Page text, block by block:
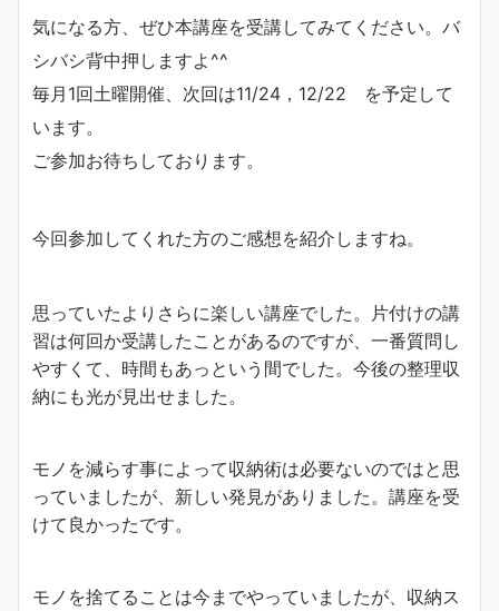
気になる方、ぜひ本講座を受講してみてください。バ
シバシ背中押しますよ^^
毎月1回土曜開催、次回は11/24，12/22 を予定して
います。
ご参加お待ちしております。
今回参加してくれた方のご感想を紹介しますね。
思っていたよりさらに楽しい講座でした。片付けの講
習は何回か受講したことがあるのですが、一番質問し
やすくて、時間もあっという間でした。今後の整理収
納にも光が見出せました。
モノを減らす事によって収納術は必要ないのではと思
っていましたが、新しい発見がありました。講座を受
けて良かったです。
モノを捨てることは今までやっていましたが、収納ス